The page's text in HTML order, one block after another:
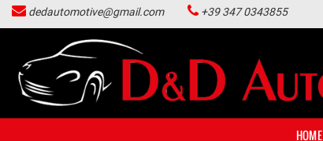
HOME
LISTA VEICOLI
dedautomotive@gmail.com +39 347 0343855
HOME